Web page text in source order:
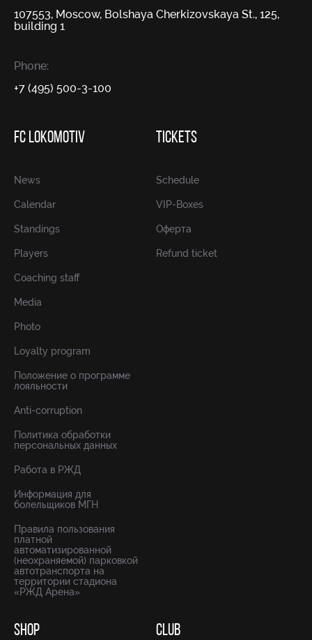
107553, Moscow, Bolshaya Cherkizovskaya St., 125,
building 1
Phone:
+7 (495) 500-3-100
FC LOKOMOTIV
News
Calendar
Standings
Players
Coaching staff
Media
Photo
Loyalty program
Положение о программе
лояльности
Anti-corruption
Политика обработки
персональных данных
Работа в РЖД
Информация для
болельщиков МГН
Правила пользования
платной
автоматизированной
(неохраняемой) парковкой
автотранспорта на
территории стадиона
«РЖД Арена»
TICKETS
Schedule
VIP-Boxes
Оферта
Refund ticket
SHOP CLUB